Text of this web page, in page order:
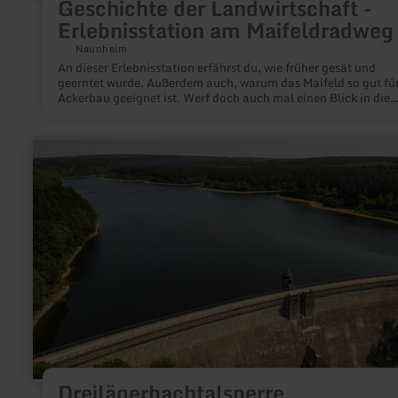
Geschichte der Landwirtschaft -
Erlebnisstation am Maifeldradweg
Naunheim
An dieser Erlebnisstation erfährst du, wie früher gesät und
geerntet wurde. Außerdem auch, warum das Maifeld so gut
Ackerbau geeignet ist. Werf doch auch mal einen Blick in die
erfahren
Dreilägerbachtalsperre